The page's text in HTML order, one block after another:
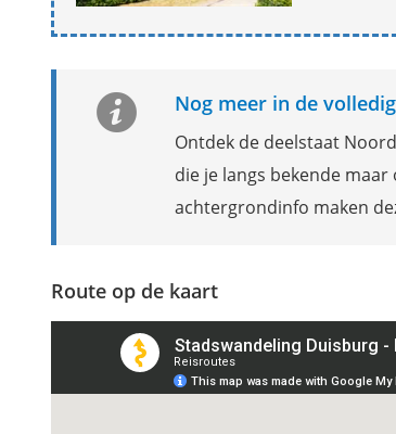
Nog meer in de
Ontdek de deelstaat
die je langs bekende
achtergrondinfo maken
Route op de kaart